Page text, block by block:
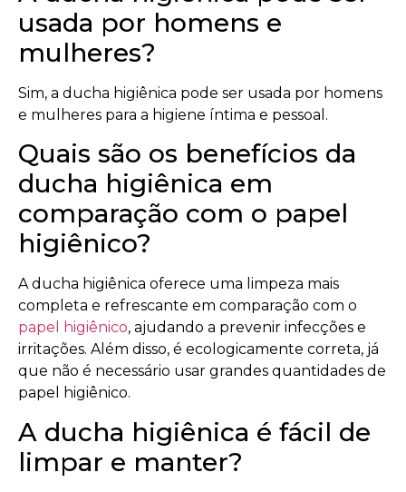
usada por homens e
mulheres?
Sim, a ducha higiênica pode ser usada por homens
e mulheres para a higiene íntima e pessoal.
Quais são os benefícios da
ducha higiênica em
comparação com o papel
higiênico?
A ducha higiênica oferece uma limpeza mais
completa e refrescante em comparação com o
papel higiênico, ajudando a prevenir infecções e
irritações. Além disso, é ecologicamente correta, já
que não é necessário usar grandes quantidades de
papel higiênico.
A ducha higiênica é fácil de
limpar e manter?